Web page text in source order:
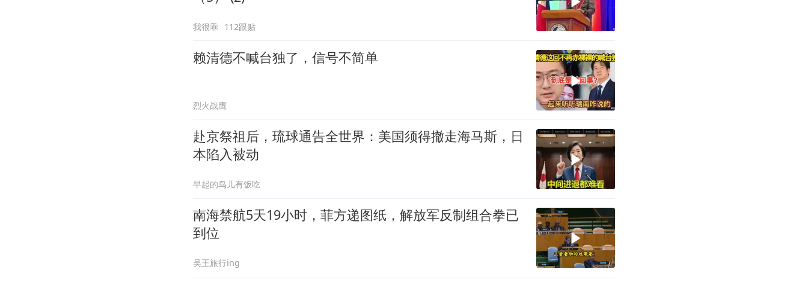
我很乖 112跟贴
赖清德不喊台独了，信号不简单
烈火战鹰
赴京祭祖后，琉球通告全世界：美国须得撤走海马斯，日
本陷入被动
早起的鸟儿有饭吃
南海禁航5天19小时，菲方递图纸，解放军反制组合拳已
到位
吴王旅行ing